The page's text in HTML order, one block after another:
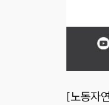
[노동자